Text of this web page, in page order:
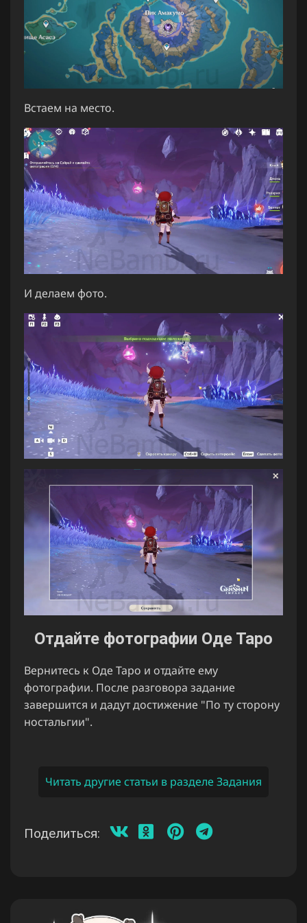
Встаем на место.
И делаем фото.
Отдайте фотографии Оде Таро
Вернитесь к Оде Таро и отдайте ему
фотографии. После разговора задание
завершится и дадут достижение "По ту сторону
ностальгии".
Читать другие статьи в разделе Задания
Поделиться: